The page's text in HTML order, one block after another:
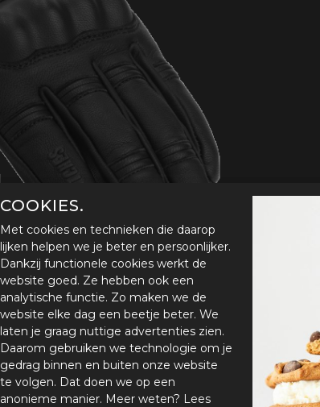
COOKIES.
Met cookies en technieken die daarop
lijken helpen we je beter en persoonlijker.
Dankzij functionele cookies werkt de
website goed. Ze hebben ook een
analytische functie. Zo maken we de
website elke dag een beetje beter. We
laten je graag nuttige advertenties zien.
Daarom gebruiken we technologie om je
gedrag binnen en buiten onze website
te volgen. Dat doen we op een
anonieme manier. Meer weten? Lees